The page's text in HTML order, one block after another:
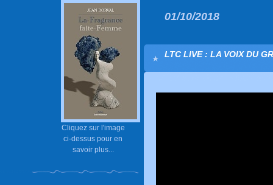
Cliquez sur l'image
ci-dessus pour en
savoir plus...
01/10/2018
LTC LIVE : LA VOIX DU